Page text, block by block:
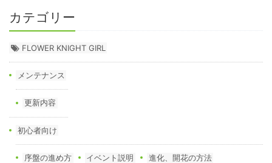
カテゴリー
FLOWER KNIGHT GIRL
メンテナンス
更新内容
初心者向け
序盤の進め方 イベント説明 進化、開花の方法